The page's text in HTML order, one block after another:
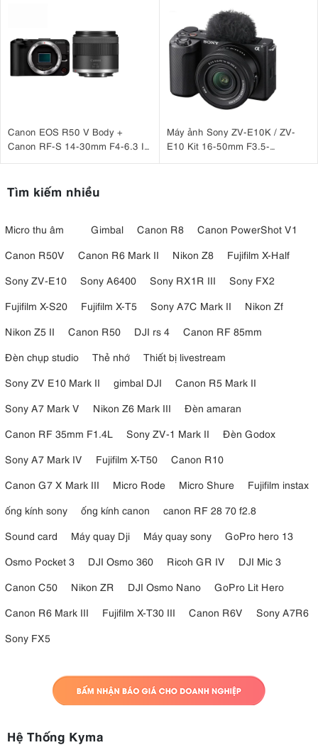
Canon EOS R50 V Body +
Canon RF-S 14-30mm F4-6.3 IS
Máy ảnh Sony ZV-E10K / ZV-
E10 Kit 16-50mm F3.5-
Tìm kiếm nhiều
Micro thu âm Gimbal Canon R8
Canon PowerShot V1
Canon R50V
Canon R6 Mark II Nikon Z8
Fujifilm X-Half
Sony ZV-E10
Sony A6400 Sony RX1R III
Sony FX2
Fujifilm X-S20
Fujifilm X-T5 Sony A7C Mark II
Nikon Zf
Nikon Z5 II
Canon R50 DJI rs 4
Canon RF 85mm
Đèn chụp studio
Thẻ nhớ
Thiết bị livestream
Sony ZV E10 Mark II
gimbal DJI
Canon R5 Mark II
Sony A7 Mark V
Nikon Z6 Mark III
Đèn amaran
Canon RF 35mm F1.4L
Sony ZV-1 Mark II
Đèn Godox
Sony A7 Mark IV
Fujifilm X-T50
Canon R10
Canon G7 X Mark III
Micro Rode Micro Shure
Fujifilm instax
ống kính sony
ống kính canon
canon RF 28 70 f2.8
Sound card
Máy quay Dji Máy quay sony
GoPro hero 13
Osmo Pocket 3
DJI Osmo 360 Ricoh GR IV
DJI Mic 3
Canon C50
Nikon ZR DJI Osmo Nano
GoPro Lit Hero
Canon R6 Mark III
Fujifilm X-T30 III Canon R6V
Sony A7R6
Sony FX5
Hệ Thống Kyma